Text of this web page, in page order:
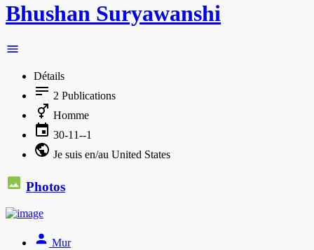
Bhushan Suryawanshi
Détails
2 Publications
Homme
30-11--1
Je suis en/au United States
Photos
Mur